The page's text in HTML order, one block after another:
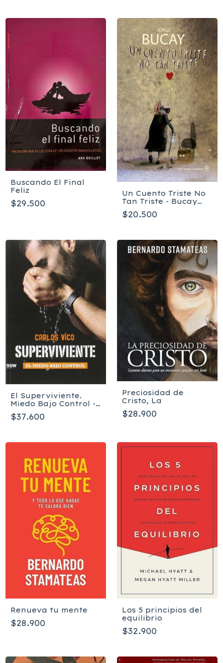
Buscando El Final
Feliz
$29.500
Un Cuento Triste No
Tan Triste - Bucay
Jorge
$20.500
El Superviviente.
Miedo Bajo Control -
Carlos Vico Gimenez
$37.600
Preciosidad de
Cristo, La
$28.900
Renueva tu mente
$28.900
Los 5 principios del
equilibrio
$32.900